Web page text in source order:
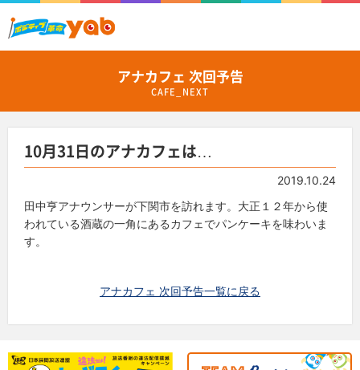
アナカフェ 次回予告
CAFE_NEXT
10月31日のアナカフェは…
2019.10.24
田中亨アナウンサーが下関市を訪れます。大正１２年から使
われている酒蔵の一角にあるカフェでパンケーキを味わいま
す。
アナカフェ 次回予告一覧に戻る